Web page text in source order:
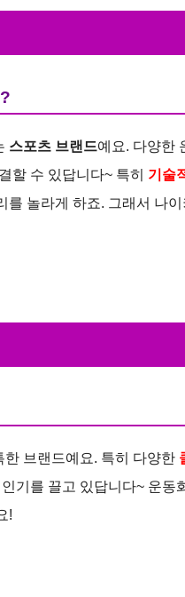
스포츠 브랜드예요. 다양한
할 수 있답니다~ 특히 기술
를 놀라게 하죠. 그래서 나
브랜드예요. 특히 다양한
기를 끌고 있답니다~ 운동
!